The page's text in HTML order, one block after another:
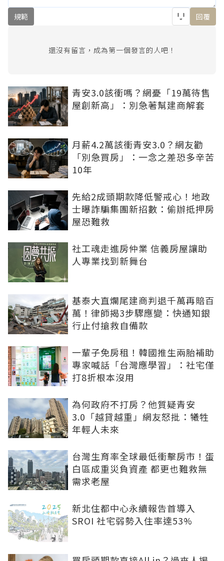
規範 回覆
還沒有留言，成為第一個發言的人吧！
青安3.0該衝嗎？網憂「19萬待售
屋創新高」：別急著幫建商解套
月薪4.2萬該衝青安3.0？網友勸
「別急買房」：一念之差恐多辛苦
10年
先給2成頭期款降低警戒心！地政
士曝詐騙集團新招數：偷辦抵押房
屋恐難救
社工魂走進房仲業 信義房屋讓助
人專業找到新舞台
基泰大直爛尾建商判退千萬再賠百
萬！律師揭3步驟應變：快通知銀
行止付搶救自備款
一輩子免房租！韓國推生兩胎補助
專家喊話「台灣應學習」：社宅僅
打8折根本沒用
為何政府不打房？他質疑青安
3.0「越貸越重」網友怒批：犧牲
年輕人未來
台灣生育率全球最低衝擊房市！蛋
白區成重災負資產 都更也難救無
需求老屋
新北住都中心永續報告首導入
SROI 社宅弱勢入住率達53%